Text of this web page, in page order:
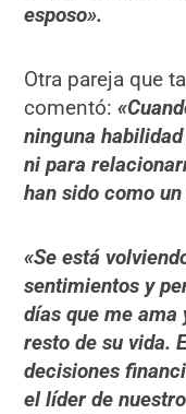
esposo».
Otra pareja que
comentó:
ninguna
ni para
han sido como un
«Se está
sentimientos y
días que me
resto de su vida.
decisiones
el líder de